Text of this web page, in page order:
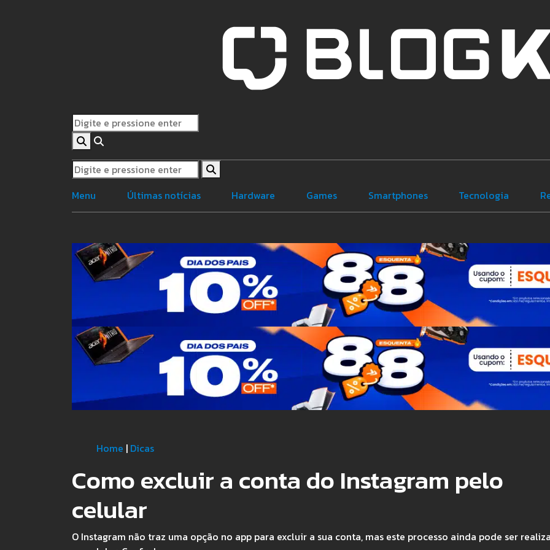
Menu Últimas notícias Hardware Games Smartphones Tecnologia
Home | Dicas
Como excluir a conta do Instagram pelo
celular
O Instagram não traz uma opção no app para excluir a sua conta, mas este processo ainda pode ser